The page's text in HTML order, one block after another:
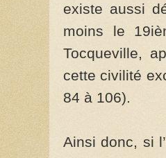
existe aussi
moins le
Tocqueville,
cette civilité
84 à 106).
Ainsi donc, si